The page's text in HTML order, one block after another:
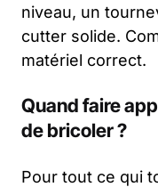
niveau, un
cutter solide.
matériel correct.
Quand faire
de bricoler ?
Pour tout ce qui